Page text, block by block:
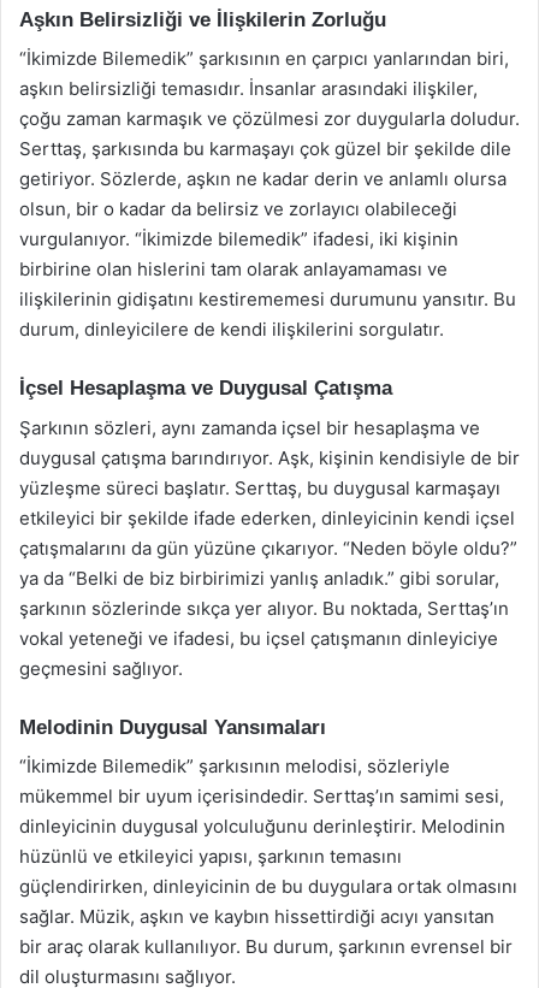
Aşkın Belirsizliği ve İlişkilerin Zorluğu
“İkimizde Bilemedik” şarkısının en çarpıcı yanlarından biri,
aşkın belirsizliği temasıdır. İnsanlar arasındaki ilişkiler,
çoğu zaman karmaşık ve çözülmesi zor duygularla doludur.
Serttaş, şarkısında bu karmaşayı çok güzel bir şekilde dile
getiriyor. Sözlerde, aşkın ne kadar derin ve anlamlı olursa
olsun, bir o kadar da belirsiz ve zorlayıcı olabileceği
vurgulanıyor. “İkimizde bilemedik” ifadesi, iki kişinin
birbirine olan hislerini tam olarak anlayamaması ve
ilişkilerinin gidişatını kestirememesi durumunu yansıtır. Bu
durum, dinleyicilere de kendi ilişkilerini sorgulatır.
İçsel Hesaplaşma ve Duygusal Çatışma
Şarkının sözleri, aynı zamanda içsel bir hesaplaşma ve
duygusal çatışma barındırıyor. Aşk, kişinin kendisiyle de bir
yüzleşme süreci başlatır. Serttaş, bu duygusal karmaşayı
etkileyici bir şekilde ifade ederken, dinleyicinin kendi içsel
çatışmalarını da gün yüzüne çıkarıyor. “Neden böyle oldu?”
ya da “Belki de biz birbirimizi yanlış anladık.” gibi sorular,
şarkının sözlerinde sıkça yer alıyor. Bu noktada, Serttaş’ın
vokal yeteneği ve ifadesi, bu içsel çatışmanın dinleyiciye
geçmesini sağlıyor.
Melodinin Duygusal Yansımaları
“İkimizde Bilemedik” şarkısının melodisi, sözleriyle
mükemmel bir uyum içerisindedir. Serttaş’ın samimi sesi,
dinleyicinin duygusal yolculuğunu derinleştirir. Melodinin
hüzünlü ve etkileyici yapısı, şarkının temasını
güçlendirirken, dinleyicinin de bu duygulara ortak olmasını
sağlar. Müzik, aşkın ve kaybın hissettirdiği acıyı yansıtan
bir araç olarak kullanılıyor. Bu durum, şarkının evrensel bir
dil oluşturmasını sağlıyor.